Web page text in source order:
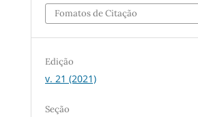
Fomatos de Citação
Edição
v. 21 (2021)
Seção